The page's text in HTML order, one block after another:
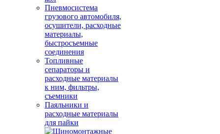
Пневмосистема
грузового автомобиля,
осушители, расходные
материалы,
быстросъемные
соединения
Топливные
сепараторы и
расходные материалы
к ним, фильтры,
съемники
Паяльники и
расходные материалы
для пайки